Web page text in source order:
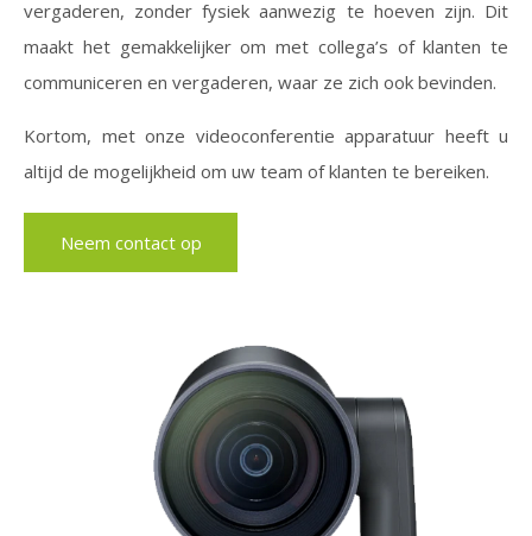
vergaderen, zonder fysiek aanwezig te hoeven zijn. Dit
maakt het gemakkelijker om met collega’s of klanten te
communiceren en vergaderen, waar ze zich ook bevinden.
Kortom, met onze videoconferentie apparatuur heeft u
altijd de mogelijkheid om uw team of klanten te bereiken.
Neem contact op